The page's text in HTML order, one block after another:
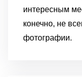
интересным
конечно, не
фотографии.